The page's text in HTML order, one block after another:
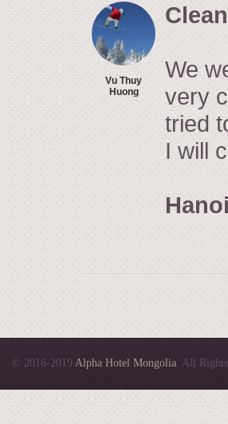
Vu Thuy
Huong
We
very
tried
I will
© 2016-2019 Alpha Hotel Mongolia. All